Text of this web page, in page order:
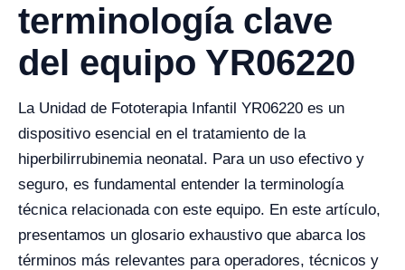
terminología clave
del equipo YR06220
La Unidad de Fototerapia Infantil YR06220 es un
dispositivo esencial en el tratamiento de la
hiperbilirrubinemia neonatal. Para un uso efectivo y
seguro, es fundamental entender la terminología
técnica relacionada con este equipo. En este artículo,
presentamos un glosario exhaustivo que abarca los
términos más relevantes para operadores, técnicos y